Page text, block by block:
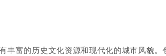
丰富的历史文化资源和现代化的城市风貌。